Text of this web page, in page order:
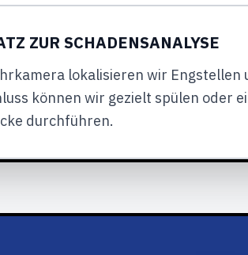
ZUR SCHADENSANALYSE
lokalisieren wir
können wir gezielt spülen oder
durchführen.